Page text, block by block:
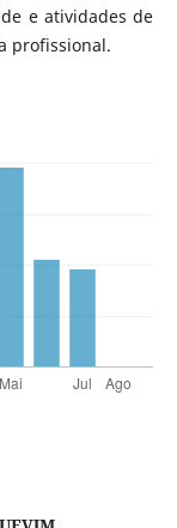
e atividades de
profissional.